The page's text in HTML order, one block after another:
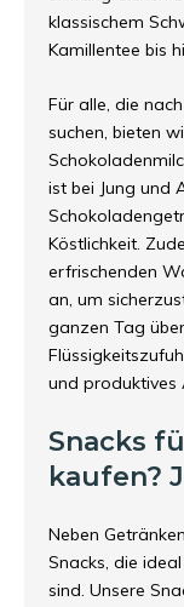
klassischem
Kamillentee bis
Für alle, die
suchen, bieten
ist bei Jung und
Köstlichkeit.
erfrischenden
an, um
ganzen Tag
und produktives
Snacks
kaufen?
Neben
Snacks, die
sind. Unsere